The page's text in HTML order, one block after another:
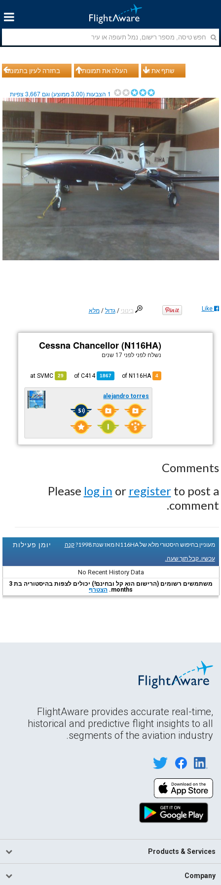
בחזרה לעיון בתמונות העלה את תמונותיך שתף את זה
1 הצבעות (3.00ממוצע) וגם 3,667צפיות
בינוני /גדול /מלא Like
Cessna Chancellor (N116HA)
נשלח לפני לפני 17 שנים
4
1867
of
C414
29
SVMC
alejandro torres
Comments
Please log in or registerto post a
comment.
יומן פעילות מעוניין בחיפוש היסטורי מלא של N116HA מאז שנת 1998?
קנה
עכשיו. קבל תוך שעה.
No Recent History Data
משתמשים רשומים (הרישום הוא קל ובחינם!) יכולים לצפות בהיסטוריה בת 3
months. הצטרף
FlightAware provides accurate real-time,
historical and predictive flight insights to all
segments of the aviation industry.
Products & Services
Company